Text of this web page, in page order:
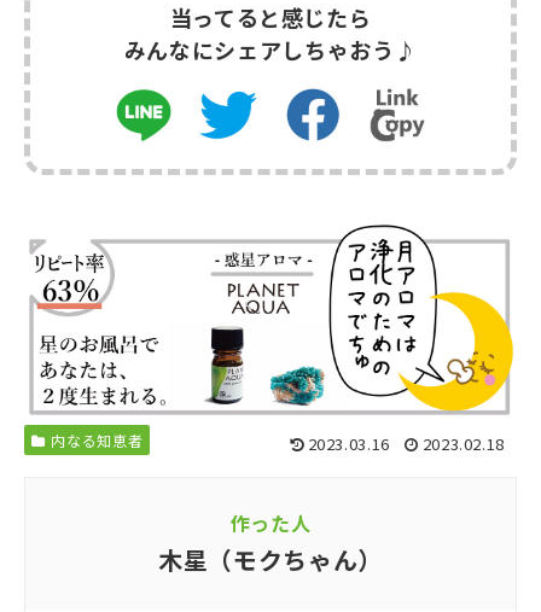
当ってると感じたら
みんなにシェアしちゃおう♪
内なる知恵者 2023.03.16 2023.02.18
作った人
木星（モクちゃん）